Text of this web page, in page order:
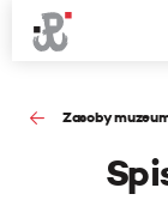
Zasoby